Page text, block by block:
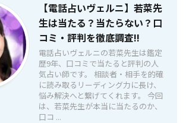
【電話占いヴェルニ】若菜先
生は当たる？当たらない？口
コミ・評判を徹底調査!!
電話占いヴェルニの若菜先生は鑑定
歴9年、口コミで当たると評判の人
気占い師です。 相談者・相手を的確
に読み取るリーディング力に長け、
悩み解決へと繋げてくれます。 今回
は、若菜先生が本当に当たるのか、
口コ ...